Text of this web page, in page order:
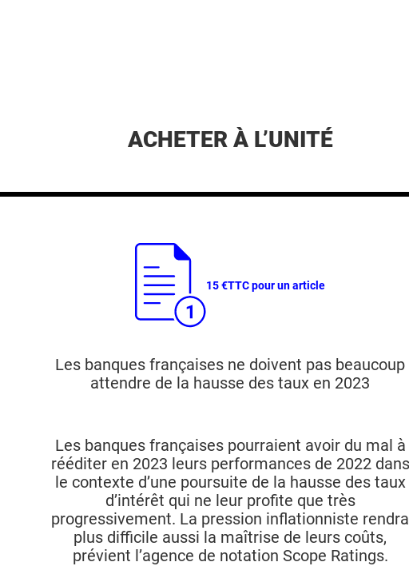
ACHETER À L’UNITÉ
15 €TTC pour un article
Les banques françaises ne doivent pas beaucoup
attendre de la hausse des taux en 2023
Les banques françaises pourraient avoir du mal à
rééditer en 2023 leurs performances de 2022 dans
le contexte d’une poursuite de la hausse des taux
d’intérêt qui ne leur profite que très
progressivement. La pression inflationniste rendra
plus difficile aussi la maîtrise de leurs coûts,
prévient l’agence de notation Scope Ratings.